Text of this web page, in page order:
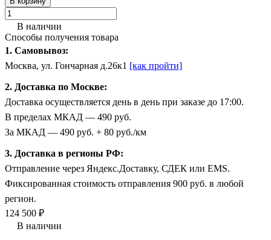
В наличии
Способы получения товара
1. Самовывоз:
Москва, ул. Гончарная д.26к1 [как пройти]
2. Доставка по Москве:
Доставка осуществляется день в день при заказе до 17:00.
В пределах МКАД — 490 руб.
За МКАД — 490 руб. + 80 руб./км
3. Доставка в регионы РФ:
Отправление через Яндекс.Доставку, СДЕК или EMS.
Фиксированная стоимость отправления 900 руб. в любой
регион.
124 500 ₽
В наличии